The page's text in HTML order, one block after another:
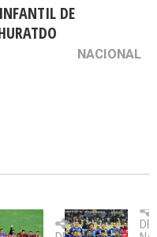
DE
NACIONAL
Copa